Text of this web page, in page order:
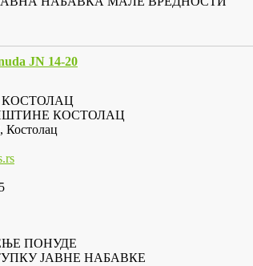
JN 14-20
КОСТОЛАЦ
Костолац
ПОНУДЕ
ЈАВНЕ НАБАВКЕ